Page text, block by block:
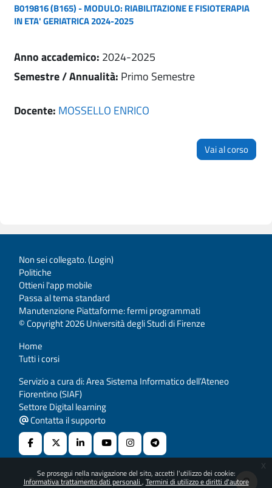
Se prosegui nella navigazione del sito, accetti l'utilizzo dei cookie:
Informativa trattamento dati personali Termini di utilizzo e diritti d'autore
x
B019816 (B165) - MODULO: RIABILITAZIONE E FISIOTERAPIA
IN ETA' GERIATRICA 2024-2025
Anno accademico: 2024-2025
Semestre / Annualità: Primo Semestre
Docente: MOSSELLO ENRICO
Vai al corso
Non sei collegato. (Login)
Politiche
Ottieni l'app mobile
Passa al tema standard
Manutenzione Piattaforme: fermi programmati
© Copyright 2026 Università degli Studi di Firenze
Home
Tutti i corsi
Servizio a cura di: Area Sistema Informatico dell’Ateneo
Fiorentino (SIAF)
Settore Digital learning
Contatta il supporto
Powered byMoodle